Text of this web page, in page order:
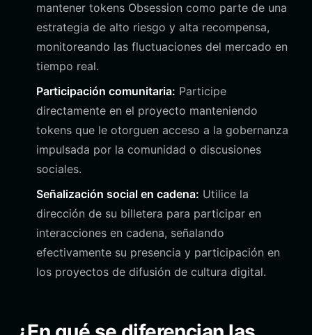
mantener tokens Obsession como parte de una
estrategia de alto riesgo y alta recompensa,
monitoreando las fluctuaciones del mercado en
tiempo real.
Participación comunitaria: Participe
directamente en el proyecto manteniendo
tokens que le otorguen acceso a la gobernanza
impulsada por la comunidad o discusiones
sociales.
Señalización social en cadena: Utilice la
dirección de su billetera para participar en
interacciones en cadena, señalando
efectivamente su presencia y participación en
los proyectos de difusión de cultura digital.